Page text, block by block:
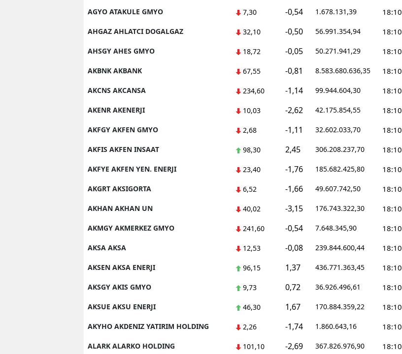
AGYO ATAKULE GMYO 7,30 -0,54 1.678.131,39 18:10
AHGAZ AHLATCI DOGALGAZ 32,10 -0,50 56.991.354,94 18:10
AHSGY AHES GMYO 18,72 -0,05 50.271.941,29 18:10
AKBNK AKBANK 67,55 -0,81 8.583.680.636,35 18:10
AKCNS AKCANSA 234,60 -1,14 99.944.604,30 18:10
AKENR AKENERJI 10,03 -2,62 42.175.854,55 18:10
AKFGY AKFEN GMYO 2,68 -1,11 32.602.033,70 18:10
AKFIS AKFEN INSAAT 98,30 2,45 306.208.237,70 18:10
AKFYE AKFEN YEN. ENERJI 23,40 -1,76 185.682.425,80 18:10
AKGRT AKSIGORTA 6,52 -1,66 49.607.742,50 18:10
AKHAN AKHAN UN 40,02 -3,15 176.743.322,30 18:10
AKMGY AKMERKEZ GMYO 241,60 -0,54 7.648.345,90 18:10
AKSA AKSA 12,53 -0,08 239.844.600,44 18:10
AKSEN AKSA ENERJI 96,15 1,37 436.771.363,45 18:10
AKSGY AKIS GMYO 9,73 0,72 36.926.496,61 18:10
AKSUE AKSU ENERJI 46,30 1,67 170.884.359,22 18:10
AKYHO AKDENIZ YATIRIM HOLDING 2,26 -1,74 1.860.643,16 18:10
ALARK ALARKO HOLDING 101,10 -2,69 367.826.976,90 18:10